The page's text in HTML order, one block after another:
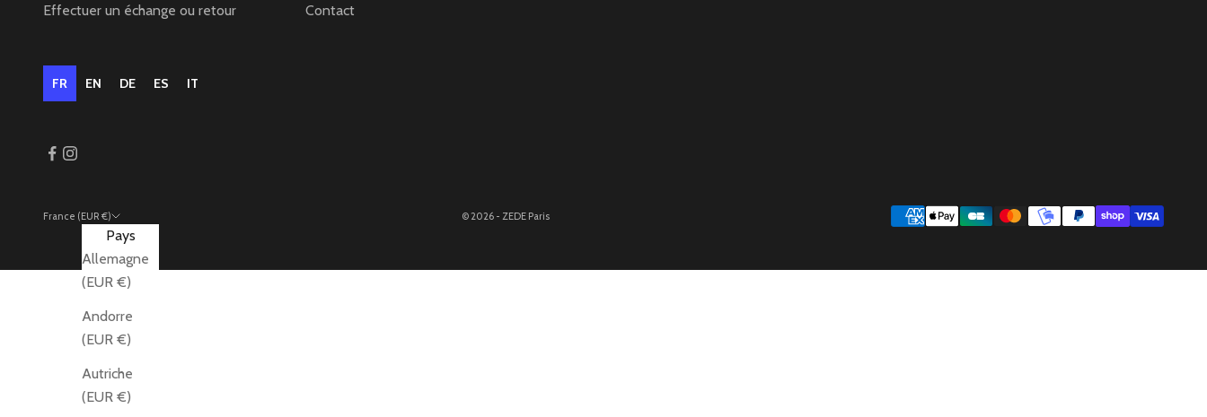
Effectuer un échange ou retour
Contact
FR EN DE ES IT
France (EUR €)
Pays
Allemagne
(EUR €)
Andorre
(EUR €)
Autriche
(EUR €)
© 2026 - ZEDE Paris